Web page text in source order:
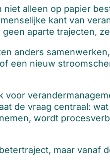
alleen op papier
kant van
aparte trajecten,
anders
een nieuw
de vraag centraal:
wordt
maar vanaf